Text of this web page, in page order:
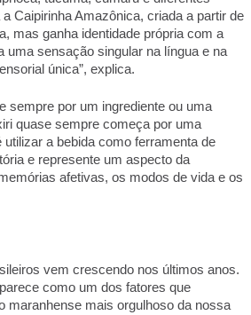
Caipirinha Amazônica, criada a partir de
mas ganha identidade própria com a
sensação singular na língua e na
única”, explica.
sempre por um ingrediente ou uma
quase sempre começa por uma
a bebida como ferramenta de
e represente um aspecto da
afetivas, os modos de vida e os
vem crescendo nos últimos anos.
como um dos fatores que
maranhense mais orgulhoso da nossa